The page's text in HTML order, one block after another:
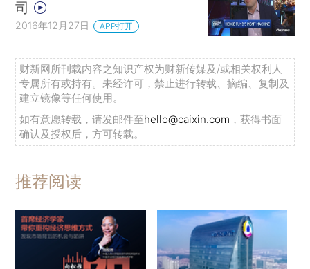
司
2016年12月27日 APP打开
财新网所刊载内容之知识产权为财新传媒及/或相关权利人
专属所有或持有。未经许可，禁止进行转载、摘编、复制及
建立镜像等任何使用。
如有意愿转载，请发邮件至hello@caixin.com ，获得书面
确认及授权后，方可转载。
推荐阅读